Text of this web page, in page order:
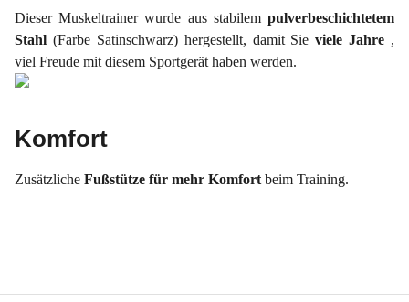
Dieser Muskeltrainer wurde aus stabilem pulverbeschichtetem
Stahl (Farbe Satinschwarz) hergestellt, damit Sieviele Jahre ,
viel Freude mit diesem Sportgerät haben werden.
Komfort
Zusätzliche Fußstütze für mehr Komfort beim Training.